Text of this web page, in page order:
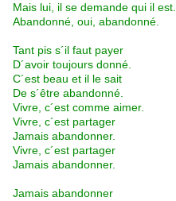
Mais lui, il se demande qui il est.
Abandonné, oui, abandonné.
Tant pis s´il faut payer
D´avoir toujours donné.
C´est beau et il le sait
De s´être abandonné.
Vivre, c´est comme aimer.
Vivre, c´est partager
Jamais abandonner.
Vivre, c´est partager
Jamais abandonner.
Jamais abandonner